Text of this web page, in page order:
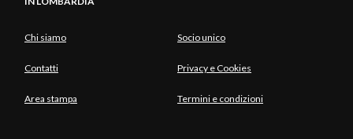
Chi siamo Socio unico
Contatti Privacy e Cookies
Area stampa Termini e condizioni